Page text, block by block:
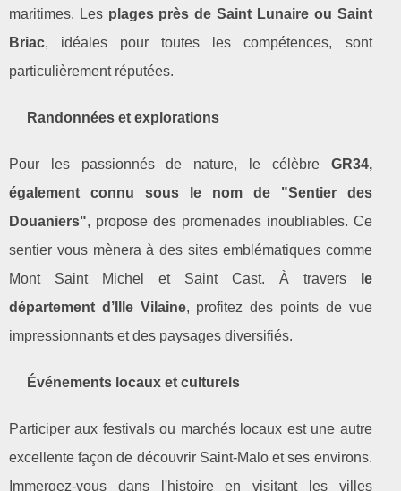
maritimes. Les plages près de Saint Lunaire ou Saint
Briac, idéales pour toutes les compétences, sont
particulièrement réputées.
Randonnées et explorations
Pour les passionnés de nature, le célèbre GR34,
également connu sous le nom de "Sentier des
Douaniers", propose des promenades inoubliables. Ce
sentier vous mènera à des sites emblématiques comme
Mont Saint Michel et Saint Cast. À travers
le
département d’Ille Vilaine, profitez des points de vue
impressionnants et des paysages diversifiés.
Événements locaux et culturels
Participer aux festivals ou marchés locaux est une autre
excellente façon de découvrir Saint-Malo et ses environs.
Immergez-vous dans l'histoire en visitant les villes